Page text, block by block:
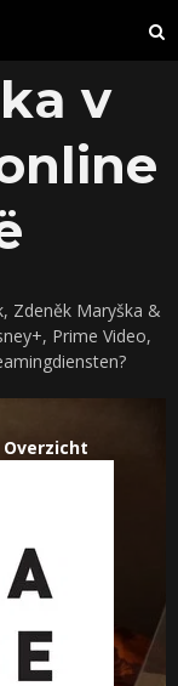
v
Zdeněk Maryška &
Prime Video,